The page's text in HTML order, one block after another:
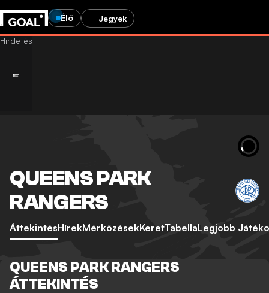
Élő Jegyek
QUEENS PARK
RANGERS
ÁttekintésHírekMérkőzésekKeretTabellaLegjobb
QUEENS PARK RANGERS
ÁTTEKINTÉS